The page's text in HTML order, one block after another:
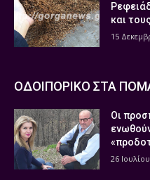
και
15
ΟΔΟΙΠΟΡΙΚΟ ΣΤΑ
Οι
26